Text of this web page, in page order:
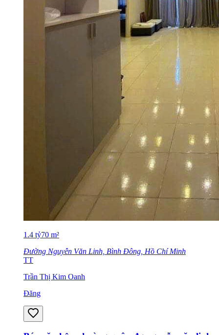
1.4 tỷ70 m²
Đường Nguyễn Văn Linh, Bình Đông, Hồ Chí Minh
TT
Trần Thị Kim Oanh
Đăng